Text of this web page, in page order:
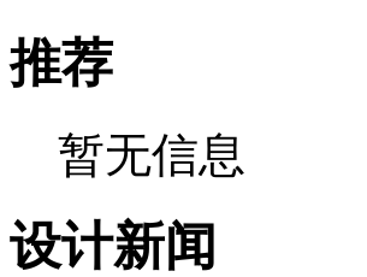
推荐
暂无信息
设计新闻